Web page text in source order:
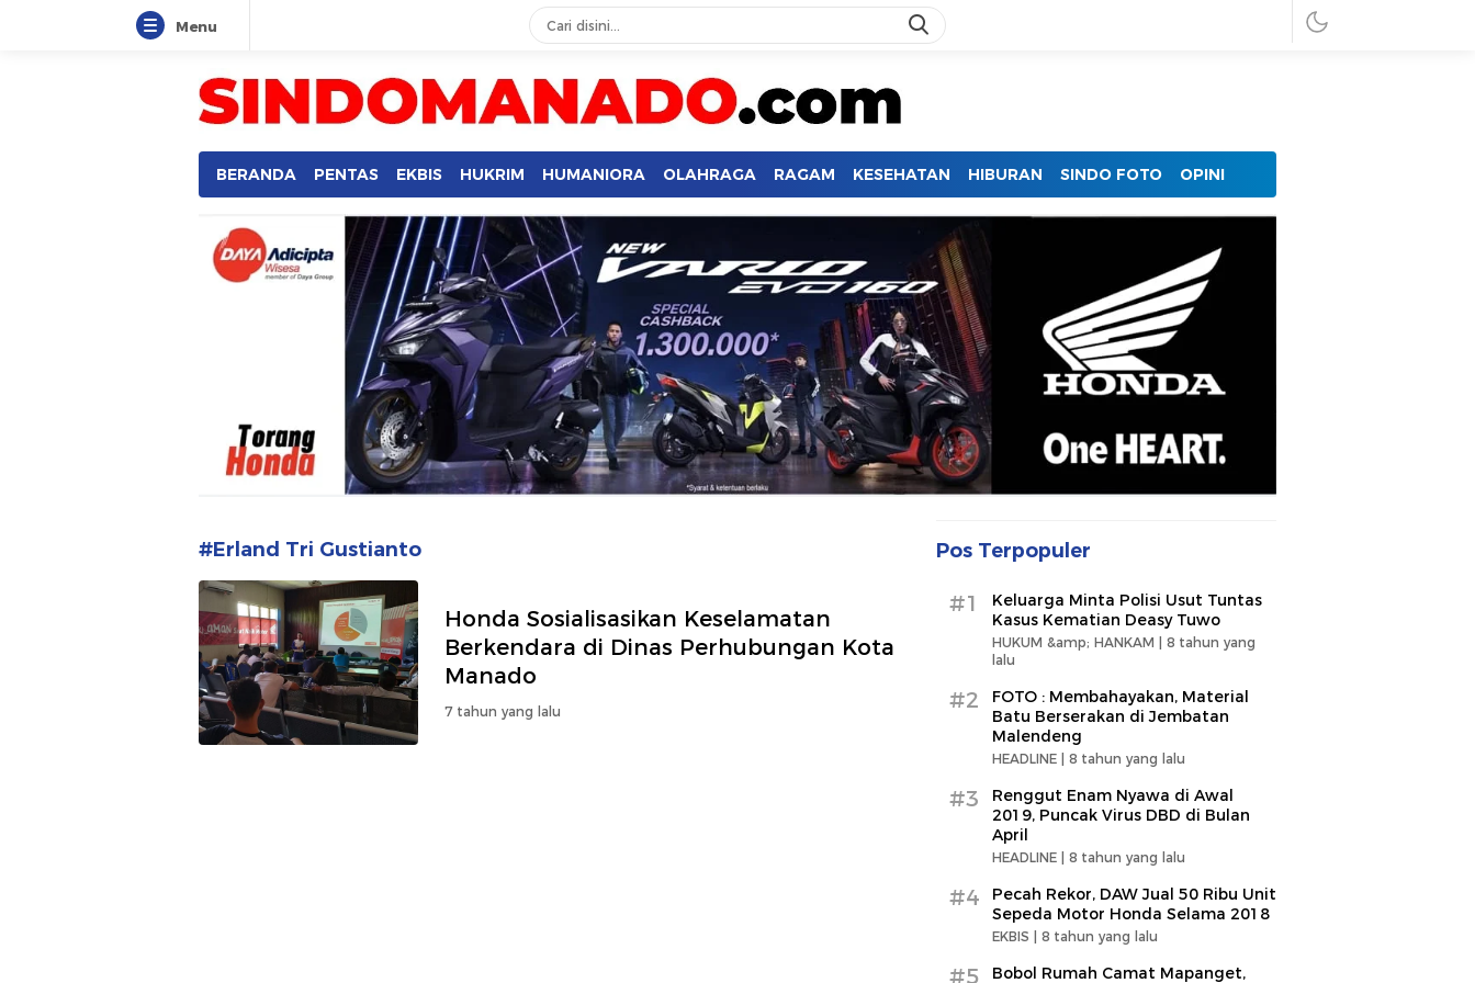
Menu
SINDOMANADO
Informatif dan Edukatif
BERANDA PENTAS EKBIS HUKRIM HUMANIORA OLAHRAGA RAGAM KESEHATAN HIBURAN SINDO FOTO OPINI
#Erland Tri Gustianto
Honda Sosialisasikan Keselamatan
Berkendara di Dinas Perhubungan Kota
Manado
7 tahun yang lalu
Pos Terpopuler
#1
Keluarga Minta Polisi Usut Tuntas
Kasus Kematian Deasy Tuwo
HUKUM &amp; HANKAM | 8 tahun yang
lalu
#2
FOTO : Membahayakan, Material
Batu Berserakan di Jembatan
Malendeng
HEADLINE | 8 tahun yang lalu
#3
Renggut Enam Nyawa di Awal
2019, Puncak Virus DBD di Bulan
April
HEADLINE | 8 tahun yang lalu
#4
Pecah Rekor, DAW Jual 50 Ribu Unit
Sepeda Motor Honda Selama 2018
EKBIS | 8 tahun yang lalu
#5
Bobol Rumah Camat Mapanget,